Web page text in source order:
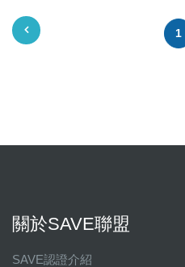
國定假日營業時間請
1
關於SAVE聯盟
SAVE認證介紹